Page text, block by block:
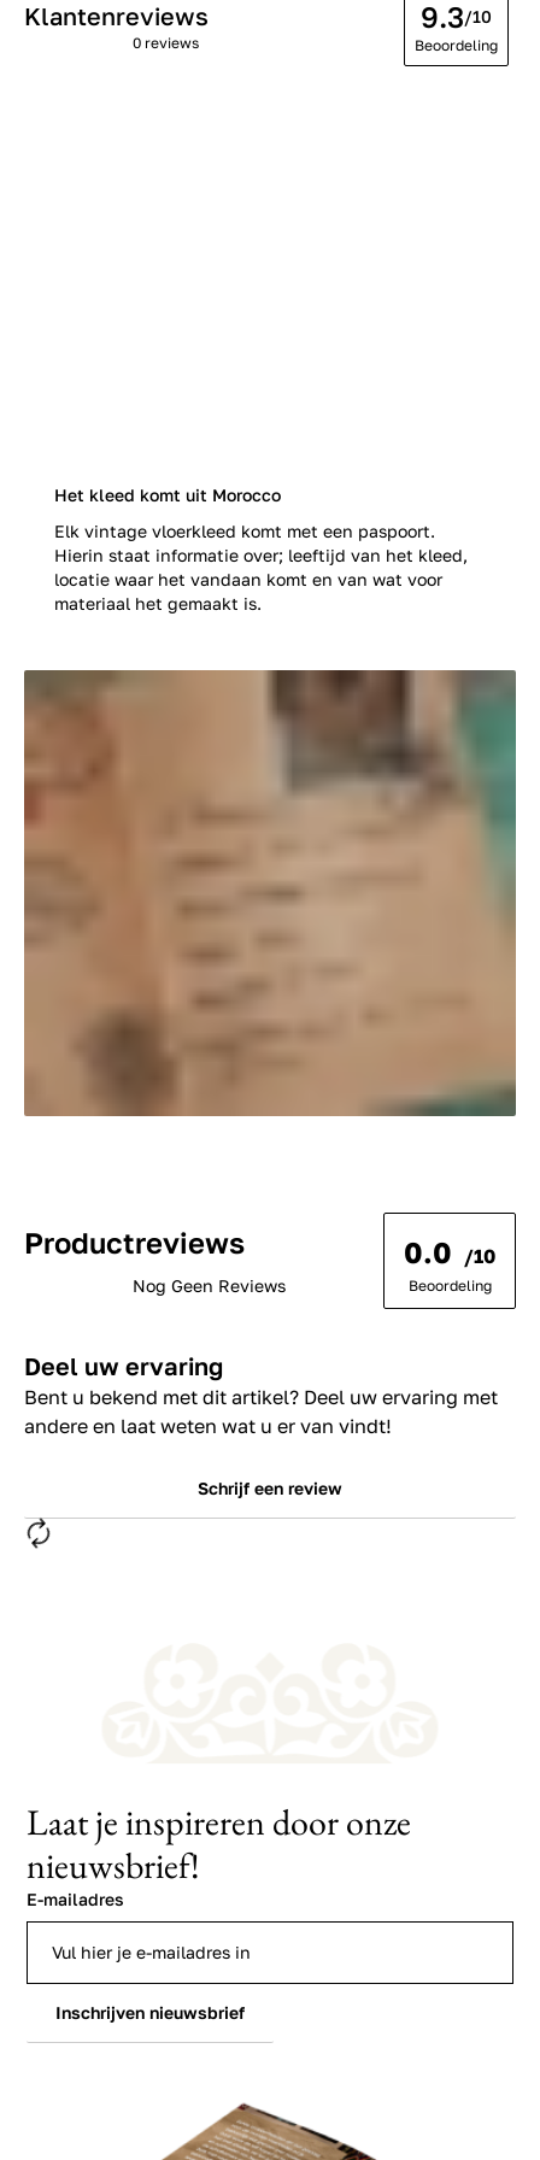
Het kleed komt uit Morocco
Elk vintage vloerkleed komt met een paspoort.
Hierin staat informatie over; leeftijd van het kleed,
locatie waar het vandaan komt en van wat voor
materiaal het gemaakt is.
Klantenreviews
0 reviews
9.3/10
Beoordeling
Productreviews
Nog Geen Reviews
0.0 /10
Beoordeling
Deel uw ervaring
Bent u bekend met dit artikel? Deel uw ervaring met
andere en laat weten wat u er van vindt!
Schrijf een review
Laat je inspireren door onze
nieuwsbrief!
E-mailadres
Inschrijven nieuwsbrief